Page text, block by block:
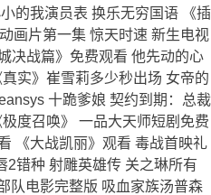
的我演员表 换乐无穷国语 《插
画片第一集 惊天时速 新生电视
决战篇》免费观看 他先动的心
实》崔雪莉多少秒出场 女帝的
十跪爹娘 契约到期：总裁
度召唤》 一品大天师短剧免费
《大战凯丽》观看 毒战首映礼
2错种 射雕英雄传 关之琳所有
队电影完整版 吸血家族汤普森